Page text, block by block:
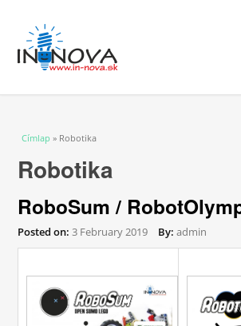
Jelenlegi hely
Címlap » Robotika
Robotika
RoboSum /
Posted on: 3 February 2019 By: admin